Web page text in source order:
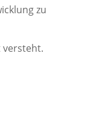
zu
versteht.